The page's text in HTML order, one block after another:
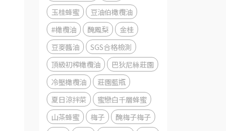
玉桂蜂蜜
豆油伯橄欖油
#橄欖油
醃鳳梨
金桂
豆麥醬油
SGS合格檢測
頂級初榨橄欖油
巴狄尼絲莊園
冷壓橄欖油
莊園藍瓶
夏日涼拌菜
蜜戀白千層蜂蜜
山茶蜂蜜
梅子
醃梅子梅子